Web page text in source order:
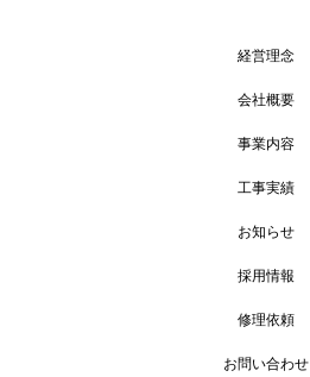
経営理念
会社概要
事業内容
工事実績
お知らせ
採用情報
修理依頼
お問い合わせ